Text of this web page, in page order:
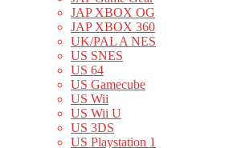
JAP XBOX OG
JAP XBOX 360
UK/PAL A NES
US SNES
US 64
US Gamecube
US Wii
US Wii U
US 3DS
US Playstation 1